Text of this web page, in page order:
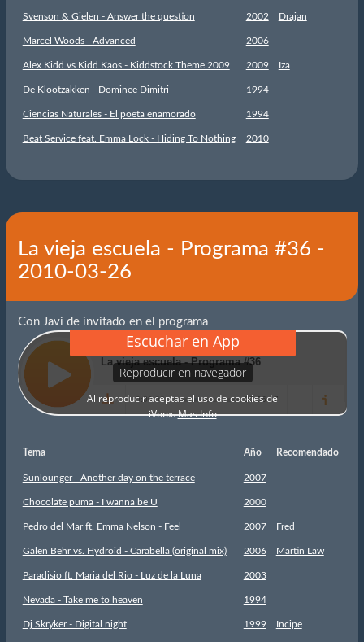
Svenson & Gielen - Answer the question 2002 Drajan
Marcel Woods - Advanced 2006
Alex Kidd vs Kidd Kaos - Kiddstock Theme 2009 2009 Iza
De Klootzakken - Dominee Dimitri 1994
Ciencias Naturales - El poeta enamorado 1994
Beat Service feat. Emma Lock - Hiding To Nothing 2010
La vieja escuela - Programa #36 -
2010-03-26
Con Javi de invitado en el programa
Tema Año Recomendado
Sunlounger - Another day on the terrace 2007
Chocolate puma - I wanna be U 2000
Pedro del Mar ft. Emma Nelson - Feel 2007 Fred
Galen Behr vs. Hydroid - Carabella (original mix) 2006 Martin Law
Paradisio ft. Maria del Rio - Luz de la Luna 2003
Nevada - Take me to heaven 1994
Dj Skryker - Digital night 1999 Incipe